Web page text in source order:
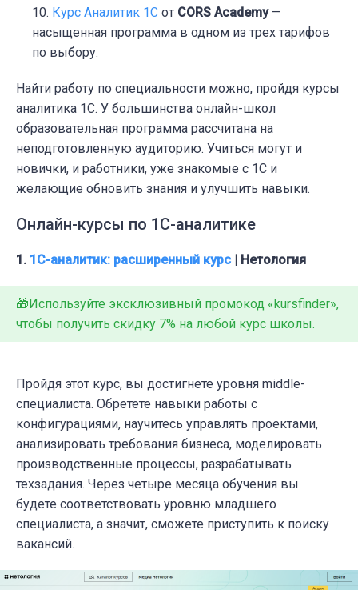
Курс Аналитик 1С от CORS Academy—
насыщенная программа в одном из трех тарифов
по выбору.
Найти работу по специальности можно, пройдя курсы
аналитика 1С. У большинства онлайн-школ
образовательная программа рассчитана на
неподготовленную аудиторию. Учиться могут и
новички, и работники, уже знакомые с 1С и
желающие обновить знания и улучшить навыки.
Онлайн-курсы по 1С-аналитике
1. 1С-аналитик: расширенный курс | Нетология
🎁Используйте эксклюзивный промокод «kursfinder»,
чтобы получить скидку 7% на любой курс школы.
Пройдя этот курс, вы достигнете уровня middle-
специалиста. Обретете навыки работы с
конфигурациями, научитесь управлять проектами,
анализировать требования бизнеса, моделировать
производственные процессы, разрабатывать
техзадания. Через четыре месяца обучения вы
будете соответствовать уровню младшего
специалиста, а значит, сможете приступить к поиску
вакансий.